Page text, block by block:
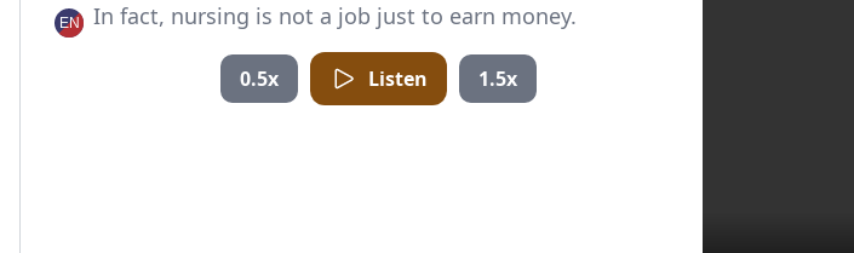
In fact, nursing is not a job just to earn money.
0.5x Listen 1.5x